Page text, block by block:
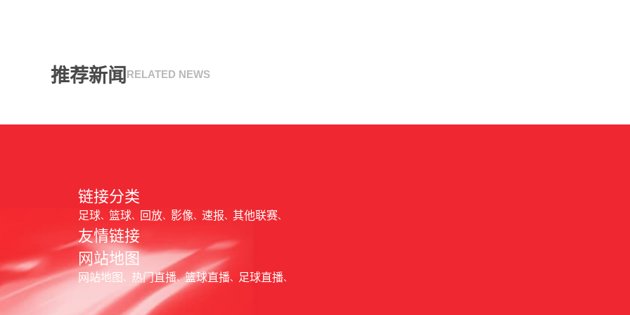
推荐新闻 RELATED NEWS
链接分类
足球 篮球 回放 影像 速报 其他联赛
友情链接
网站地图
网站地图 热门直播 篮球直播 足球直播